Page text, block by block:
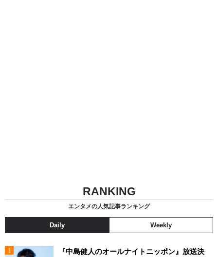
RANKING
エンタメの人気記事ランキング
Daily Weekly
『中島健人のオールナイトニッポン』放送決